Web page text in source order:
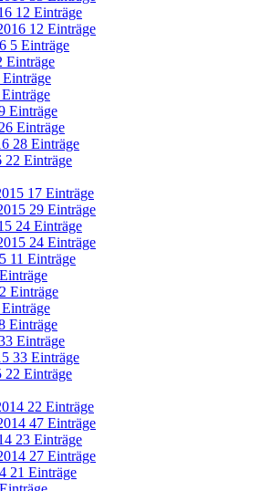
12 Einträge
12 Einträge
5 Einträge
Einträge
Einträge
Einträge
26 Einträge
28 Einträge
22 Einträge
17 Einträge
29 Einträge
24 Einträge
24 Einträge
11 Einträge
Einträge
Einträge
Einträge
33 Einträge
22 Einträge
22 Einträge
47 Einträge
23 Einträge
27 Einträge
21 Einträge